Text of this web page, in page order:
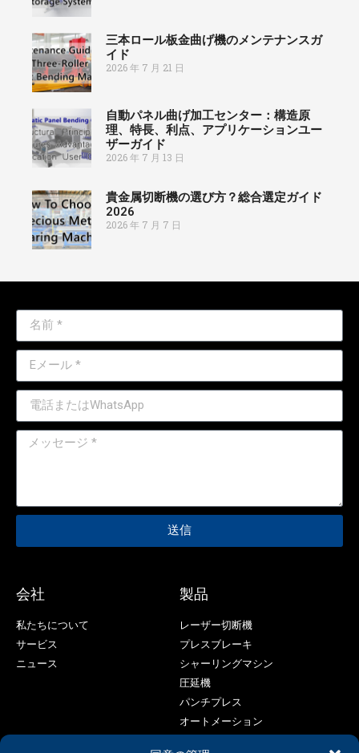
三本ロール板金曲げ機のメンテナンスガ
イド
2026 年 7 月 21 日
自動パネル曲げ加工センター：構造原
理、特長、利点、アプリケーションユー
ザーガイド
2026 年 7 月 13 日
貴金属切断機の選び方？総合選定ガイド
2026
2026 年 7 月 7 日
送信
会社
私たちについて
サービス
ニュース
製品
レーザー切断機
プレスブレーキ
シャーリングマシン
圧延機
パンチプレス
オートメーション